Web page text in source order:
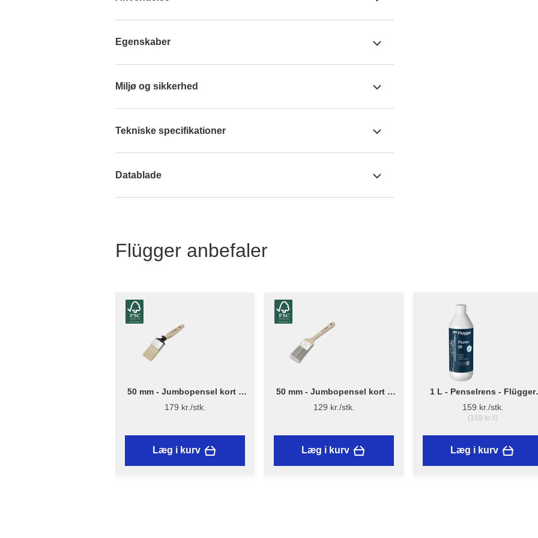
Egenskaber
Miljø og sikkerhed
Tekniske specifikationer
Datablade
Flügger anbefaler
50 mm - Jumbopensel kort –
Flügger Excellence Series
179 kr./stk.
Læg i kurv
50 mm - Jumbopensel kort –
Flügger Pro Series
129 kr./stk.
Læg i kurv
1 L - Penselrens - Flügger
Fluren 59
159 kr./stk.
(159 kr./l)
Læg i kurv